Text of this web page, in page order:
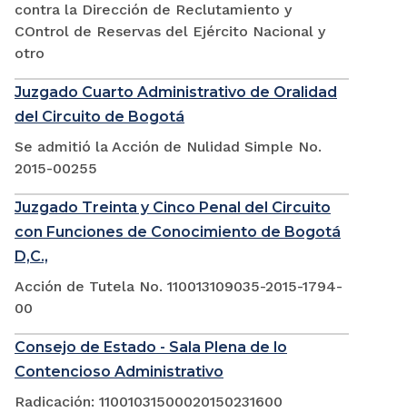
contra la Dirección de Reclutamiento y
COntrol de Reservas del Ejército Nacional y
otro
Juzgado Cuarto Administrativo de Oralidad
del Circuito de Bogotá
Se admitió la Acción de Nulidad Simple No.
2015-00255
Juzgado Treinta y Cinco Penal del Circuito
con Funciones de Conocimiento de Bogotá
D,C.,
Acción de Tutela No. 110013109035-2015-1794-
00
Consejo de Estado - Sala Plena de lo
Contencioso Administrativo
Radicación: 11001031500020150231600